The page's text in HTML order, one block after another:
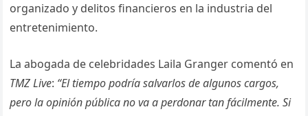
organizado y delitos financieros en la industria del
entretenimiento.
La abogada de celebridades Laila Granger comentó en
TMZ Live: “El tiempo podría salvarlos de algunos cargos,
pero la opinión pública no va a perdonar tan fácilmente. Si